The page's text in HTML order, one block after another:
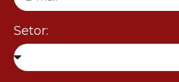
Setor: